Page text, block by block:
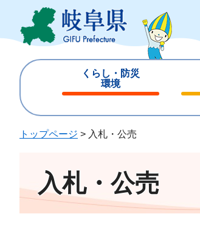
ジ
ュ
くらし・防災
環境
じ
じ
トップページ > 入札・公売
入札・公売